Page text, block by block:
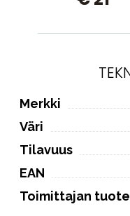
Merkki
Väri
Tilavuus
EAN
Toimittajan